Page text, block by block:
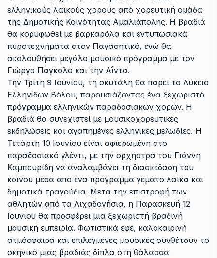
ελληνικούς λαϊκούς χορούς από χορευτική ομάδα
της Δημοτικής Κοινότητας Αμαλιάπολης. Η βραδιά
θα κορυφωθεί με βαρκαρόλα και εντυπωσιακά
πυροτεχνήματα στον Παγασητικό, ενώ θα
ακολουθήσει μεγάλο μουσικό πρόγραμμα με τον
Γιώργο Πάγκαλο και την Αΐντα.
Την Τρίτη 9 Ιουνίου, τη σκυτάλη θα πάρει το Λύκειο
Ελληνίδων Βόλου, παρουσιάζοντας ένα ξεχωριστό
πρόγραμμα ελληνικών παραδοσιακών χορών. Η
βραδιά θα συνεχιστεί με μουσικοχορευτικές
εκδηλώσεις και αγαπημένες ελληνικές μελωδίες. Η
Τετάρτη 10 Ιουνίου είναι αφιερωμένη στο
παραδοσιακό γλέντι, με την ορχήστρα του Γιάννη
Καμπουρίδη να αναλαμβάνει τη διασκέδαση του
κοινού μέσα από ένα πρόγραμμα γεμάτο λαϊκά και
δημοτικά τραγούδια. Μετά την επιστροφή των
αθλητών από τα Λιχαδονήσια, η Παρασκευή 12
Ιουνίου θα προσφέρει μια ξεχωριστή βραδινή
μουσική εμπειρία. Φωτιστικά εφέ, καλοκαιρινή
ατμόσφαιρα και επιλεγμένες μουσικές συνθέτουν το
σκηνικό μιας βραδιάς δίπλα στη θάλασσα.